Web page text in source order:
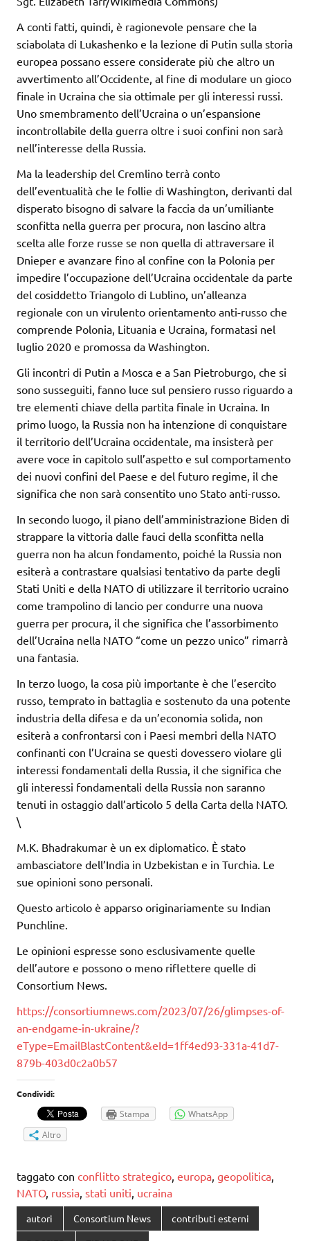
A conti fatti, quindi, è ragionevole pensare che la
sciabolata di Lukashenko e la lezione di Putin sulla storia
europea possano essere considerate più che altro un
avvertimento all’Occidente, al fine di modulare un gioco
finale in Ucraina che sia ottimale per gli interessi russi.
Uno smembramento dell’Ucraina o un’espansione
incontrollabile della guerra oltre i suoi confini non sarà
nell’interesse della Russia.
Ma la leadership del Cremlino terrà conto
dell’eventualità che le follie di Washington, derivanti dal
disperato bisogno di salvare la faccia da un’umiliante
sconfitta nella guerra per procura, non lascino altra
scelta alle forze russe se non quella di attraversare il
Dnieper e avanzare fino al confine con la Polonia per
impedire l’occupazione dell’Ucraina occidentale da parte
del cosiddetto Triangolo di Lublino, un’alleanza
regionale con un virulento orientamento anti-russo che
comprende Polonia, Lituania e Ucraina, formatasi nel
luglio 2020 e promossa da Washington.
Gli incontri di Putin a Mosca e a San Pietroburgo, che si
sono susseguiti, fanno luce sul pensiero russo riguardo a
tre elementi chiave della partita finale in Ucraina. In
primo luogo, la Russia non ha intenzione di conquistare
il territorio dell’Ucraina occidentale, ma insisterà per
avere voce in capitolo sull’aspetto e sul comportamento
dei nuovi confini del Paese e del futuro regime, il che
significa che non sarà consentito uno Stato anti-russo.
In secondo luogo, il piano dell’amministrazione Biden di
strappare la vittoria dalle fauci della sconfitta nella
guerra non ha alcun fondamento, poiché la Russia non
esiterà a contrastare qualsiasi tentativo da parte degli
Stati Uniti e della NATO di utilizzare il territorio ucraino
come trampolino di lancio per condurre una nuova
guerra per procura, il che significa che l’assorbimento
dell’Ucraina nella NATO “come un pezzo unico” rimarrà
una fantasia.
In terzo luogo, la cosa più importante è che l’esercito
russo, temprato in battaglia e sostenuto da una potente
industria della difesa e da un’economia solida, non
esiterà a confrontarsi con i Paesi membri della NATO
confinanti con l’Ucraina se questi dovessero violare gli
interessi fondamentali della Russia, il che significa che
gli interessi fondamentali della Russia non saranno
tenuti in ostaggio dall’articolo 5 della Carta della NATO.
\
M.K. Bhadrakumar è un ex diplomatico. È stato
ambasciatore dell’India in Uzbekistan e in Turchia. Le
sue opinioni sono personali.
Questo articolo è apparso originariamente su Indian
Punchline.
Le opinioni espresse sono esclusivamente quelle
dell’autore e possono o meno riflettere quelle di
Consortium News.
https://consortiumnews.com/2023/07/26/glimpses-of-
an-endgame-in-ukraine/?
eType=EmailBlastContent&eId=1ff4ed93-331a-41d7-
879b-403d0c2a0b57
Condividi:
Stampa
WhatsApp
Altro
taggato con conflitto strategico europa geopolitica
NATO, russia stati uniti ucraina
autori Consortium News contributi esterni